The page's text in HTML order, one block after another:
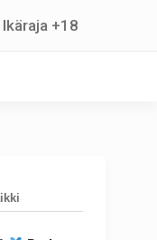
Ikäraja +18